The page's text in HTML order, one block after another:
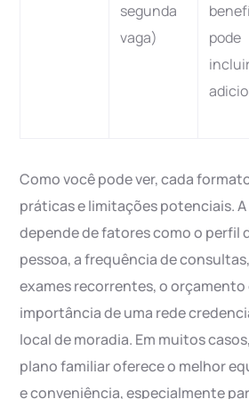
segunda
vaga)
pode
Como você pode ver, cada
práticas e limitações potenciais.
depende de fatores como o perfil
pessoa, a frequência de
exames recorrentes, o orçamento
importância de uma rede
local de moradia. Em muitos
plano familiar oferece o melhor
e conveniência, especialmente